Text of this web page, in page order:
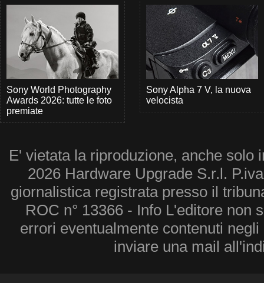
Sony World Photography
Awards 2026: tutte le foto
premiate
Sony Alpha 7 V, la nuova
velocista
E' vietata la riproduzione, anche solo
2026 Hardware Upgrade S.r.l.
giornalistica registrata presso il
ROC n° 13366 - Info L'editore non
errori eventualmente contenuti
inviare una mail